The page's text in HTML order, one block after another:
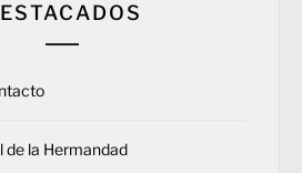
la Hermandad